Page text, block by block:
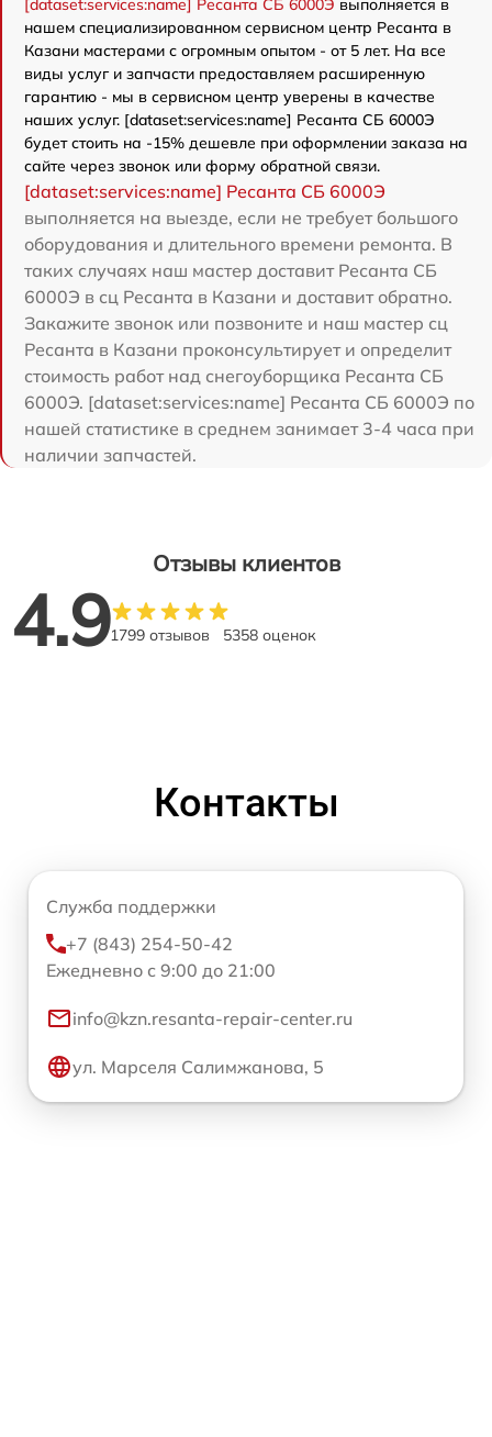
[dataset:services:name] Ресанта СБ 6000Э выполняется в
нашем специализированном сервисном центр Ресанта в
Казани мастерами с огромным опытом - от 5 лет. На все
виды услуг и запчасти предоставляем расширенную
гарантию - мы в сервисном центр уверены в качестве
наших услуг. [dataset:services:name] Ресанта СБ 6000Э
будет стоить на -15% дешевле при оформлении заказа на
сайте через звонок или форму обратной связи.
[dataset:services:name] Ресанта СБ 6000Э
выполняется на выезде, если не требует большого
оборудования и длительного времени ремонта. В
таких случаях наш мастер доставит Ресанта СБ
6000Э в сц Ресанта в Казани и доставит обратно.
Закажите звонок или позвоните и наш мастер сц
Ресанта в Казани проконсультирует и определит
стоимость работ над снегоуборщика Ресанта СБ
6000Э. [dataset:services:name] Ресанта СБ 6000Э по
нашей статистике в среднем занимает 3-4 часа при
наличии запчастей.
Отзывы клиентов
4.91799 отзывов 5358 оценок
Контакты
Служба поддержки
+7 (843) 254-50-42
Ежедневно с 9:00 до 21:00
info@kzn.resanta-repair-center.ru
ул. Марселя Салимжанова, 5